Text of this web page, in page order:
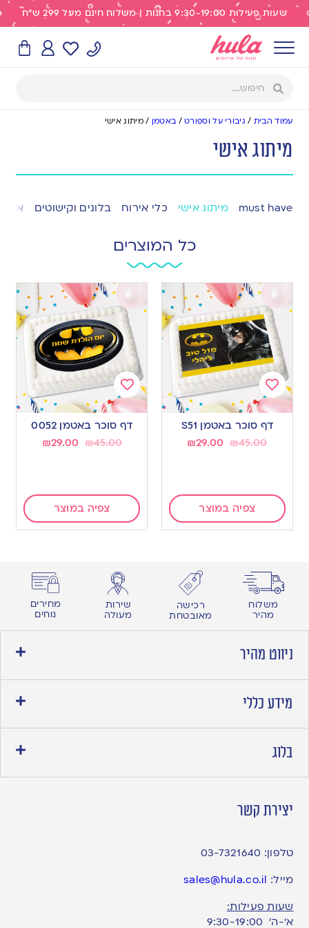
שעות פעילות 9:30-19:00 בחנות | משלוח חינם מעל 299 ש"ח
עמוד הבית / גיבורי על וספורט/באטמן /מיתוג אישי
מיתוג אישי
must have מיתוג אישי כלי אירוח בלונים וקישוטים
כל המוצרים
Add
wishlist
דף סוכר באטמן S51
₪45.00
₪29.00
צפיה במוצר
Add
to
wishlist
דף סוכר באטמן 0052
₪45.00
₪29.00
צפיה במוצר
משלוח
מהיר
רכישה
מאובטחת
שירות
מעולה
מחירים
נוחים
ניווט מהיר
מידע כללי
בלוג
יצירת קשר
טלפון: 03-7321640
מייל: sales@hula.co.il
שעות פעילות:
א’-ה’ 9:30-19:00